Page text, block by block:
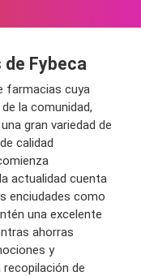
de Fybeca
farmacias cuya
la comunidad,
una gran variedad de
de calidad
actualidad cuenta
s enciudades como
ntén una excelente
ahorras
y
recopilación de